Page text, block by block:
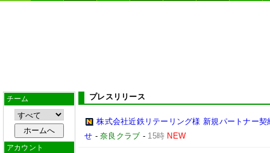
チーム
アカウント
プレスリリース
株式会社近鉄リテーリング様 新規パートナー
せ -奈良クラブ - 15時 NEW